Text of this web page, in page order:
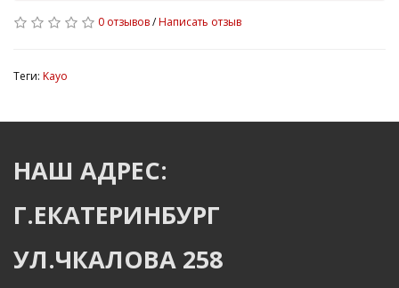
0 отзывов/Написать отзыв
Теги: Kayo
НАШ АДРЕС:
Г.ЕКАТЕРИНБУРГ
УЛ.ЧКАЛОВА 258